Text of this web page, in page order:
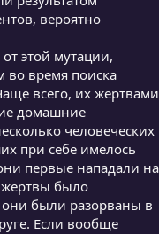
вероятно
этой мутации,
во время поиска
всего, их жертвами
домашние
человеческих
при себе имелось
первые нападали на
жертвы было
они были разорваны в
Если вообще